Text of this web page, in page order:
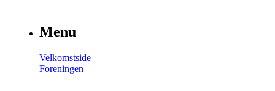
Menu
Velkomstside
Foreningen